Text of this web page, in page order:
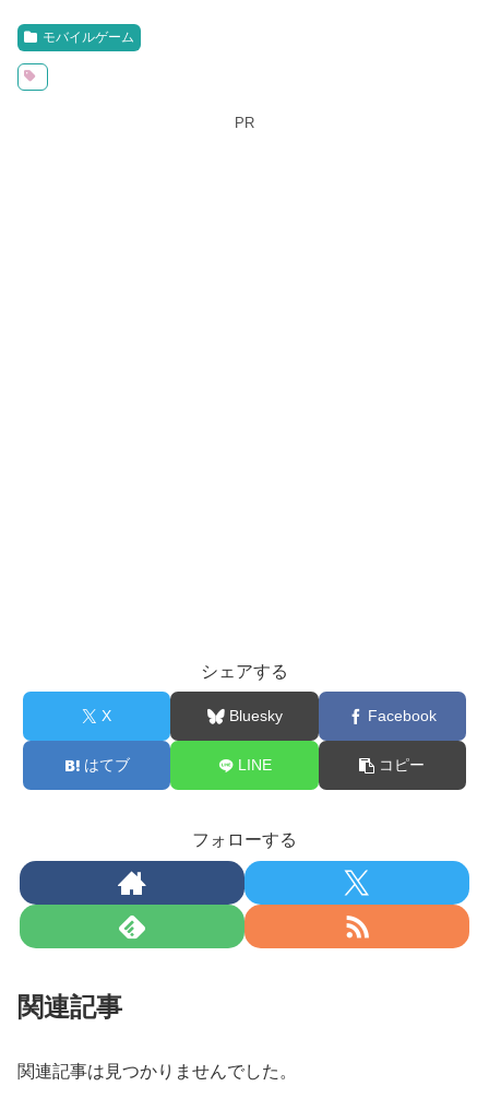
モバイルゲーム
PR
シェアする
X Bluesky Facebook
はてブ LINE コピー
フォローする
関連記事
関連記事は見つかりませんでした。